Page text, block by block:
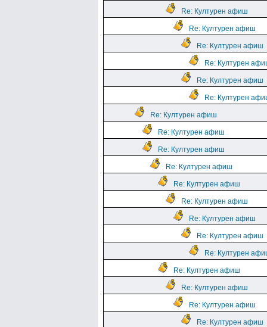
Re: Културен афиш
Re: Културен афиш
Re: Културен афиш
Re: Културен
Re: Културен афиш
Re: Културен
Re: Културен афиш
Re: Културен афиш
Re: Културен афиш
Re: Културен афиш
Re: Културен афиш
Re: Културен афиш
Re: Културен афиш
Re: Културен афиш
Re: Културен
Re: Културен афиш
Re: Културен афиш
Re: Културен афиш
Re: Културен афиш